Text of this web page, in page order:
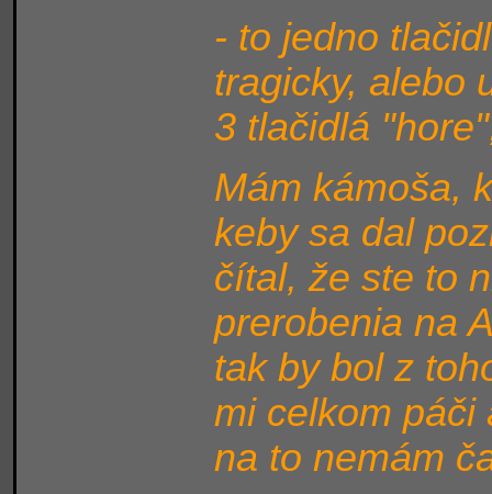
- to jedno
tragicky, alebo
3 tlačidlá
Mám kámoša,
keby sa dal
čítal, že ste to
prerobenia na
tak by bol z
mi celkom páči
na to nemám